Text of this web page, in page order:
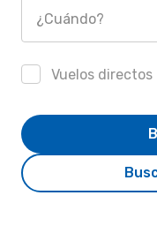
¿Cuándo?
Vuelos directos